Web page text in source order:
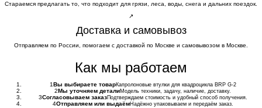
Стараемся предлагать то, что подходит для грязи, леса, воды, снега и дальних поездок.
↗
Доставка и самовывоз
Отправляем по России, помогаем с доставкой по Москве и самовывозом в Москве.
Как мы работаем
1 Вы выбираете товарКапролоновые втулки для квадроцикла BRP G-2
2 Мы уточняем деталиМодель техники, задачу, наличие, доставку.
3Согласовываем заказПодтверждаем стоимость и удобный способ получения.
4Отправляем или выдаёмНадёжно упаковываем и передаём заказ.